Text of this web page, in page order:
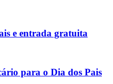
e entrada gratuita
para o Dia dos Pais